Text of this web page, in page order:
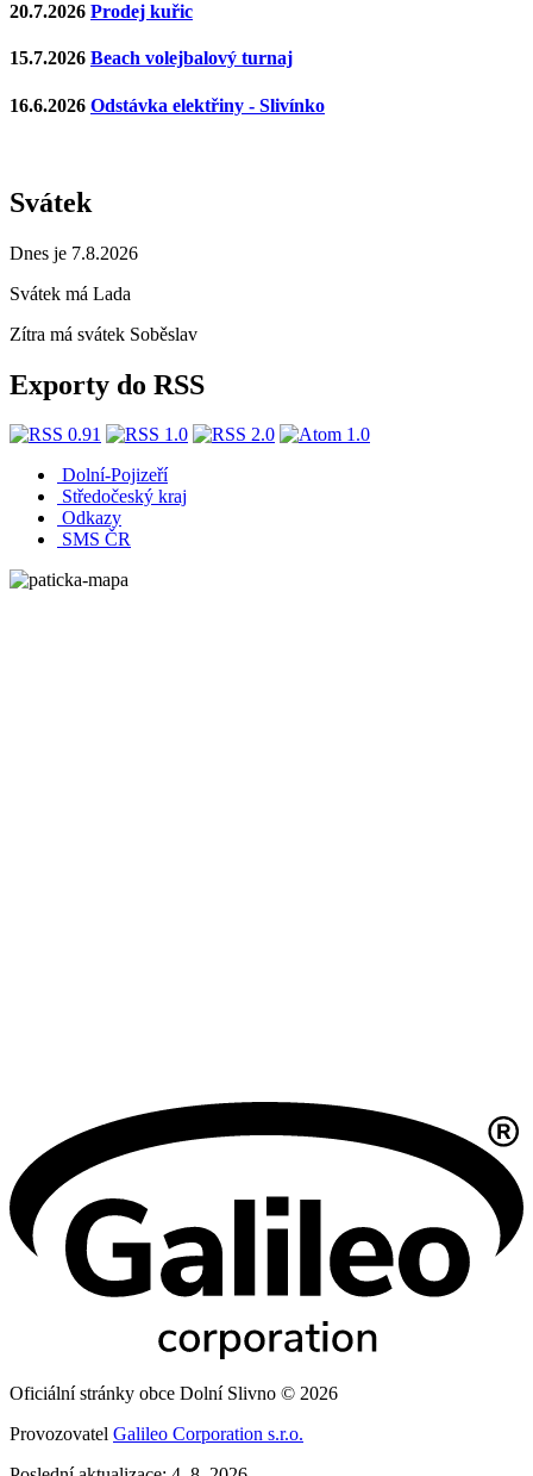
20.7.2026 Prodej kuřic
15.7.2026 Beach volejbalový turnaj
16.6.2026 Odstávka elektřiny - Slivínko
Svátek
Dnes je 7.8.2026
Svátek má Lada
Zítra má svátek Soběslav
Exporty do RSS
Dolní-Pojizeří
Středočeský kraj
Odkazy
SMS ČR
Oficiální stránky obce Dolní Slivno © 2026
Provozovatel Galileo Corporation s.r.o.